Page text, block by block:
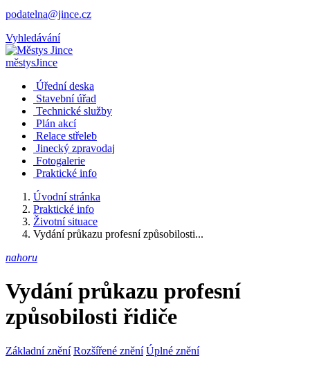
podatelna@jince.cz
Vyhledávání
městysJince
Úřední deska
Stavební úřad
Technické služby
Plán akcí
Relace střeleb
Jinecký zpravodaj
Fotogalerie
Praktické info
Úvodní stránka
Praktické info
Životní situace
Vydání průkazu profesní způsobilosti...
nahoru
Vydání průkazu profesní
způsobilosti řidiče
Základní znění Rozšířené znění Úplné znění